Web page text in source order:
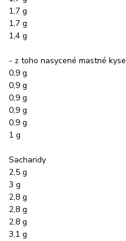
1,7 g
1,7 g
1,4 g
- z toho nasycené mastné
0,9 g
0,9 g
0,9 g
0,9 g
0,9 g
1 g
Sacharidy
2,5 g
3 g
2,8 g
2,8 g
2,8 g
3,1 g